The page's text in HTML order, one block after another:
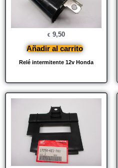
Relé intermitente 12v Honda
€ 9,50
Añadir al carrito